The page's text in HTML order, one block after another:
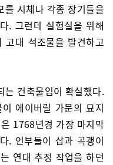
를 시체나 각종 장기들을
. 그런데 실험실을 위해
고대 석조물을 발견하고
는 건축물임이 확실했다.
에이버릴 가문의 묘지
1768년경 가장 마지막
. 인부들이 삽과 곡괭이
연대 추정 작업을 하던